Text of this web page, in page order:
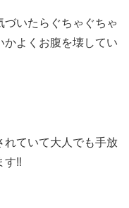
いたらぐちゃぐちゃ
よくお腹を壊してい
れていて大人でも手放
す‼